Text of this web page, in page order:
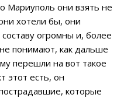
Мариуполь они взять не
хотели бы, они
огромны и, более
понимают, как дальше
перешли на вот такое
этот есть, он
которые